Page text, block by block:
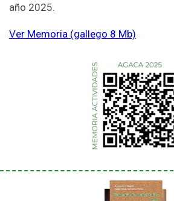
año 2025.
Ver Memoria (gallego 8 Mb)